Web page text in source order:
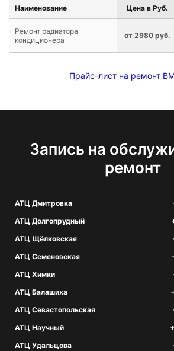
Наименование Цена в Руб.
Ремонт радиатора
кондиционера
от 2980 руб.
Прайс-лист на ремонт
Запись на
ремонт
АТЦ Дмитровка
АТЦ Долгопрудный
АТЦ Щёлковская
АТЦ Семеновская
АТЦ Химки
АТЦ Балашиха
АТЦ Севастопольская
АТЦ Научный
АТЦ Удальцова